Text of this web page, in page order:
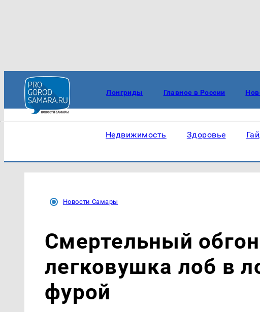
Лонгриды Главное в России
Недвижимость Здоровье
Новости Самары
Смертельный
легковушка лоб в
фурой